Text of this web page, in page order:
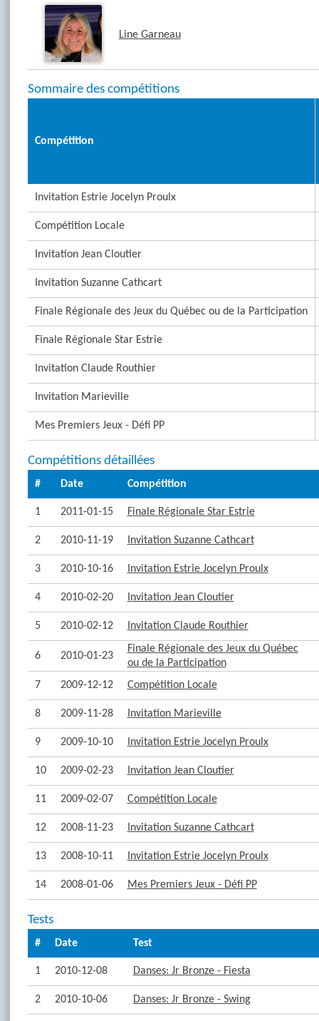
Line Garneau
Sommaire des compétitions
Compétition
Invitation Estrie Jocelyn Proulx
Compétition Locale
Invitation Jean Cloutier
Invitation Suzanne Cathcart
Finale Régionale des Jeux du Québec ou de la Participation
Finale Régionale Star Estrie
Invitation Claude Routhier
Invitation Marieville
Mes Premiers Jeux - Défi PP
Compétitions détaillées
# Date Compétition
1 2011-01-15 Finale Régionale Star Estrie
2 2010-11-19 Invitation Suzanne Cathcart
3 2010-10-16 Invitation Estrie Jocelyn Proulx
4 2010-02-20 Invitation Jean Cloutier
5 2010-02-12 Invitation Claude Routhier
6 2010-01-23
Finale Régionale des Jeux du Québec
ou de la Participation
7
2009-12-12 Compétition Locale
8 2009-11-28 Invitation Marieville
9 2009-10-10 Invitation Estrie Jocelyn Proulx
10 2009-02-23 Invitation Jean Cloutier
11 2009-02-07 Compétition Locale
12 2008-11-23 Invitation Suzanne Cathcart
13 2008-10-11 Invitation Estrie Jocelyn Proulx
14 2008-01-06 Mes Premiers Jeux - Défi PP
Tests
# Date Test
1 2010-12-08 Danses: Jr Bronze - Fiesta
2 2010-10-06 Danses: Jr Bronze - Swing